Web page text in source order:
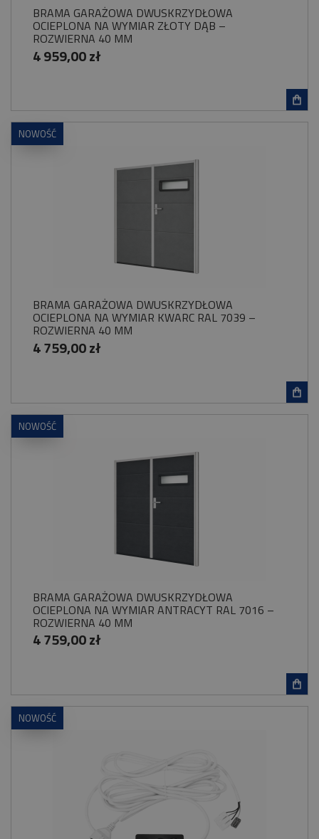
BRAMA GARAŻOWA DWUSKRZYDŁOWA
OCIEPLONA NA WYMIAR ZŁOTY DĄB –
ROZWIERNA 40 MM
4 959,00 zł
BRAMA GARAŻOWA DWUSKRZYDŁOWA
OCIEPLONA NA WYMIAR KWARC RAL 7039 –
ROZWIERNA 40 MM
4 759,00 zł
NOWOŚĆ
BRAMA GARAŻOWA DWUSKRZYDŁOWA
OCIEPLONA NA WYMIAR ANTRACYT RAL 7016 –
ROZWIERNA 40 MM
4 759,00 zł
NOWOŚĆ
NOWOŚĆ